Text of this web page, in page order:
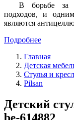
В борьбе за
подходов, и
являются
Подробнее
Главная
Детская
Стулья и
Pilsan
Детский
be-614882